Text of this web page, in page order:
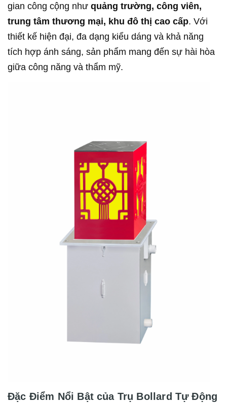
gian công cộng như quảng trường, công viên,
trung tâm thương mại, khu đô thị cao cấp. Với
thiết kế hiện đại, đa dạng kiểu dáng và khả năng
tích hợp ánh sáng, sản phẩm mang đến sự hài hòa
giữa công năng và thẩm mỹ.
Đặc Điểm Nổi Bật của Trụ Bollard Tự Động